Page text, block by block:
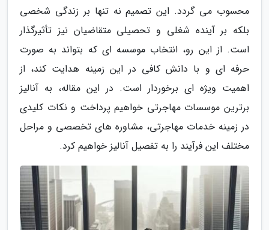
محسوب می گردد. این تصمیم نه تنها بر زندگی شخصی
بلکه بر آینده شغلی و تحصیلی متقاضیان نیز تأثیرگذار
است. از این رو، انتخاب موسسه ای که بتواند به صورت
حرفه ای و با دانش کافی در این زمینه هدایت کند، از
اهمیت ویژه ای برخوردار است. در این مقاله، به آنالیز
برترین موسسات مهاجرتی خواهیم پرداخت و نکات کلیدی
در زمینه خدمات مهاجرتی، مشاوره های تخصصی و مراحل
مختلف این فرآیند را به تفصیل آنالیز خواهیم کرد.